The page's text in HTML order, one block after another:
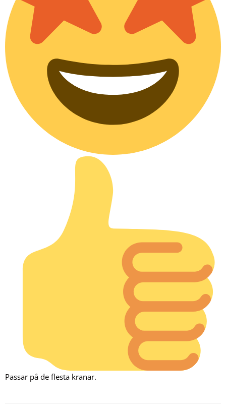
Passar på de flesta kranar.